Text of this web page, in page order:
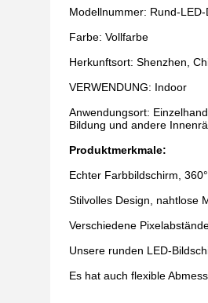
Modellnummer: Rund-LED-
Farbe: Vollfarbe
Herkunftsort: Shenzhen,
VERWENDUNG: Indoor
Anwendungsort:
Bildung und andere
Produktmerkmale:
Echter Farbbildschirm,
Stilvolles Design, nahtlose
Verschiedene
Unsere runden LED-
Es hat auch flexible